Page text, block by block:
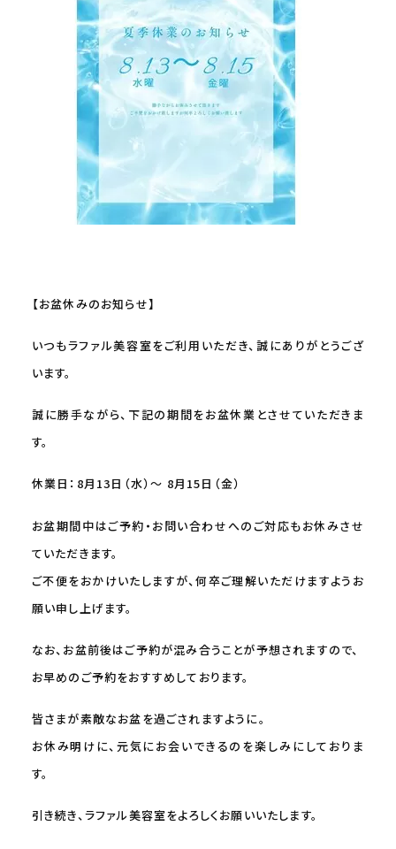
【お盆休みのお知らせ】
いつもラファル美容室をご利用いただき、誠にありがとうござ
います。
誠に勝手ながら、下記の期間をお盆休業とさせていただきま
す。
休業日：8月13日（水）～ 8月15日（金）
お盆期間中はご予約・お問い合わせへのご対応もお休みさせ
ていただきます。
ご不便をおかけいたしますが、何卒ご理解いただけますようお
願い申し上げます。
なお、お盆前後はご予約が混み合うことが予想されますので、
お早めのご予約をおすすめしております。
皆さまが素敵なお盆を過ごされますように。
お休み明けに、元気にお会いできるのを楽しみにしておりま
す。
引き続き、ラファル美容室をよろしくお願いいたします。